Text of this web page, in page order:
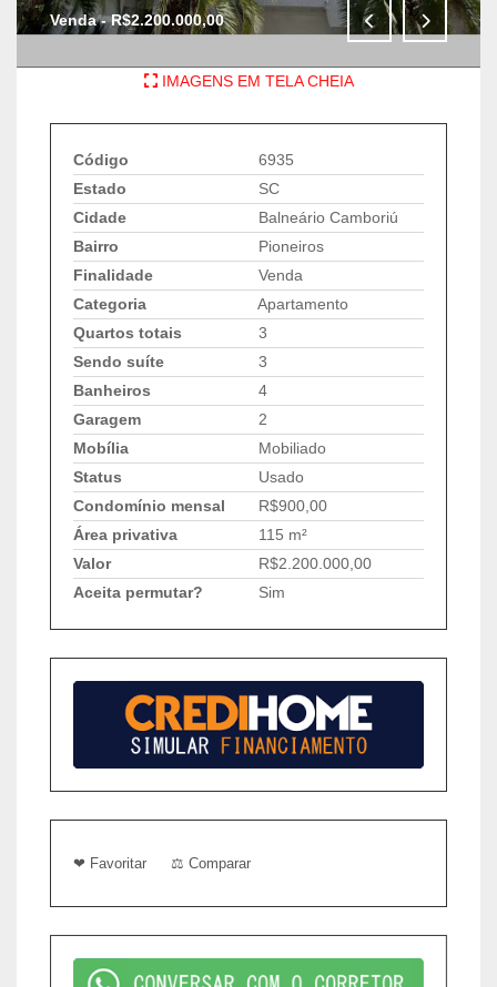
Venda - R$2.200.000,00
IMAGENS EM TELA CHEIA
Código
6935
Estado
SC
Cidade
Balneário Camboriú
Bairro
Pioneiros
Finalidade
Venda
Categoria
Apartamento
Quartos totais
3
Sendo suíte
3
Banheiros
4
Garagem
2
Mobília
Mobiliado
Status
Usado
Condomínio mensal
R$900,00
Área privativa
115 m²
Valor
R$2.200.000,00
Aceita permutar?
Sim
❤ Favoritar ⚖ Comparar